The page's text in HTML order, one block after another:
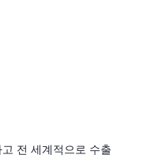
전 세계적으로 수출